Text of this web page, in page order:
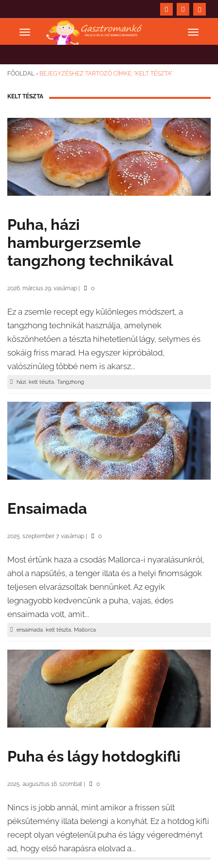
FŐOLDAL › BEJEGYZÉSHEZ TARTOZÓ CÍMKE: "KELT TÉSZTA"
KELT TÉSZTA
Puha, házi
hamburgerzsemle
tangzhong technikával
2026. március 29. vasárnap 0
Ez a zsemle recept egy különleges módszert, a
tangzhong technikát használja, amelynek
köszönhetően a tészta hihetetlenül lágy, selymes és
sokáig friss marad. Ha egyszer kipróbálod,
valószínűleg többé nem is akarsz...
házi, kelt tészta, Tangzhong
Ensaimada
2025. szeptember 7. vasárnap 0
Most értünk haza a csodás Mallorca-i nyaralásunkról,
ahol a napsütés, a tenger illata és a helyi finomságok
teljesen elvarázsoltak bennünket. Az egyik
legnagyobb kedvencünk a puha, vajas, édes
ensaimada volt, amit...
ensaimada, kelt tészta, Mallorca
Puha és lágy hotdogkifli
2025. augusztus 16. szombat 0
Nincs is jobb annál, mint amikor a frissen sült
péksütemény illata belengi a konyhát. Ez a hotdog kifli
recept olyan végtelenül puha és lágy végeredményt
ad, hogy első harapásra elolvad a...